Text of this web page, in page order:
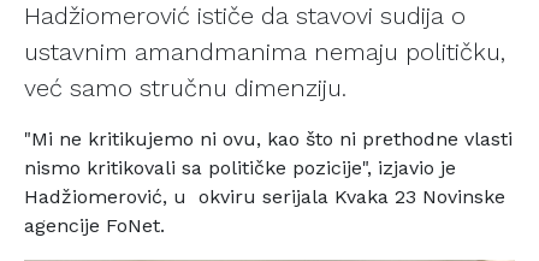
Hadžiomerović ističe da stavovi sudija o
ustavnim amandmanima nemaju političku,
već samo stručnu dimenziju.
"Mi ne kritikujemo ni ovu, kao što ni prethodne vlasti
nismo kritikovali sa političke pozicije", izjavio je
Hadžiomerović, u okviru serijala Kvaka 23 Novinske
agencije FoNet.